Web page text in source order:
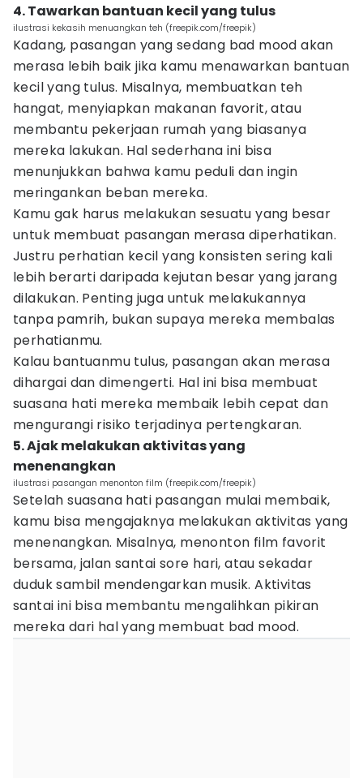
4. Tawarkan bantuan kecil yang tulus
ilustrasi kekasih menuangkan teh (freepik.com/freepik)
Kadang, pasangan yang sedang bad mood akan
merasa lebih baik jika kamu menawarkan bantuan
kecil yang tulus. Misalnya, membuatkan teh
hangat, menyiapkan makanan favorit, atau
membantu pekerjaan rumah yang biasanya
mereka lakukan. Hal sederhana ini bisa
menunjukkan bahwa kamu peduli dan ingin
meringankan beban mereka.
Kamu gak harus melakukan sesuatu yang besar
untuk membuat pasangan merasa diperhatikan.
Justru perhatian kecil yang konsisten sering kali
lebih berarti daripada kejutan besar yang jarang
dilakukan. Penting juga untuk melakukannya
tanpa pamrih, bukan supaya mereka membalas
perhatianmu.
Kalau bantuanmu tulus, pasangan akan merasa
dihargai dan dimengerti. Hal ini bisa membuat
suasana hati mereka membaik lebih cepat dan
mengurangi risiko terjadinya pertengkaran.
5. Ajak melakukan aktivitas yang
menenangkan
ilustrasi pasangan menonton film (freepik.com/freepik)
Setelah suasana hati pasangan mulai membaik,
kamu bisa mengajaknya melakukan aktivitas yang
menenangkan. Misalnya, menonton film favorit
bersama, jalan santai sore hari, atau sekadar
duduk sambil mendengarkan musik. Aktivitas
santai ini bisa membantu mengalihkan pikiran
mereka dari hal yang membuat bad mood.